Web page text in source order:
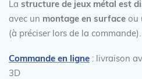
La structure de jeux métal est
avec un montage en surface ou
(à préciser lors de la commande).
Commande en ligne : livraison
3D